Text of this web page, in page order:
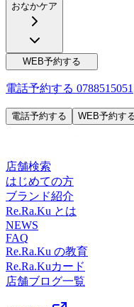
おなかケア
WEB予約する
電話予約する 0788515051
電話予約する WEB予約す
店舗検索
はじめての方
ブランド紹介
Re.Ra.Ku とは
NEWS
FAQ
Re.Ra.Ku の教育
Re.Ra.Kuカード
店舗ブログ一覧